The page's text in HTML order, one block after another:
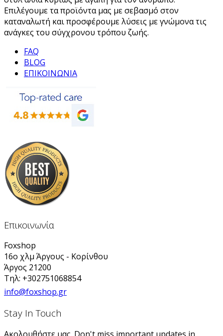
Επιλέγουμε τα προϊόντα μας με σεβασμό στον
καταναλωτή και προσφέρουμε λύσεις με γνώμονα τις
ανάγκες του σύγχρονου τρόπου ζωής.
FAQ
BLOG
ΕΠΙΚΟΙΝΩΝΙΑ
Επικοινωνία
Foxshop
16ο χλμ Άργους - Κορίνθου
Άργος 21200
Τηλ: +302751068854
info@foxshop.gr
Stay In Touch